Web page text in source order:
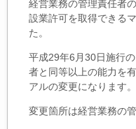
経営業務の管理責任者
設業許可を取得できる
た。
平成29年6月30日施行
者と同等以上の能力を
アルの変更になります。
変更箇所は経営業務の